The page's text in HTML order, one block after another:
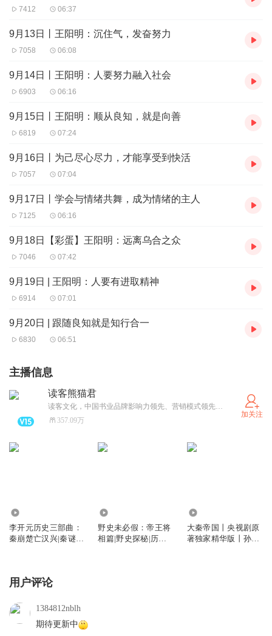
7412 06:37
9月13日丨王阳明：沉住气，发奋努力
7058 06:08
9月14日丨王阳明：人要努力融入社会
6903 06:16
9月15日丨王阳明：顺从良知，就是向善
6819 07:24
9月16日丨为己尽心尽力，才能享受到快活
7057 07:04
9月17日丨学会与情绪共舞，成为情绪的主人
7125 06:16
9月18日【彩蛋】王阳明：远离乌合之众
7046 07:42
9月19日 | 王阳明：人要有进取精神
6914 07:01
9月20日 | 跟随良知就是知行合一
6830 06:51
主播信息
读客熊猫君
读客文化，中国书业品牌影响力领先、营销模式领先、生产方式领先的专业出版机构。连续推出《半小时漫画系列》《 藏地密码》《岛上书店》《无声告白》《大江大河》《银河帝国》《巨人的陨落》等超级畅销书。
357.09万
加关注
李开元历史三部曲：
秦崩楚亡汉兴|秦谜同
野史未必假：帝王将
相篇|野史探秘|历史
大秦帝国丨央视剧原
著独家精华版丨孙皓
用户评论
1384812nblh
期待更新中